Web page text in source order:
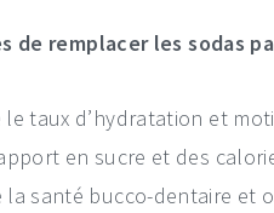
de remplacer les sodas
le taux d’hydratation et
en sucre et des
la santé bucco-dentaire et